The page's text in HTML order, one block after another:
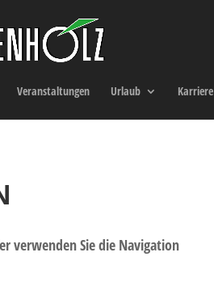
Veranstaltungen Urlaub Karriere
verwenden Sie die Navigation